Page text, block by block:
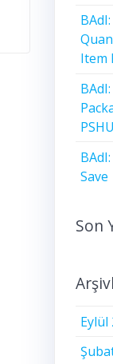
Item
Save
Son
Eylül